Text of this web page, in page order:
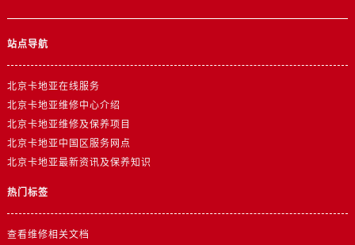
站点导航
北京卡地亚在线服务
北京卡地亚维修中心介绍
北京卡地亚维修及保养项目
北京卡地亚中国区服务网点
北京卡地亚最新资讯及保养知识
热门标签
查看维修相关文档